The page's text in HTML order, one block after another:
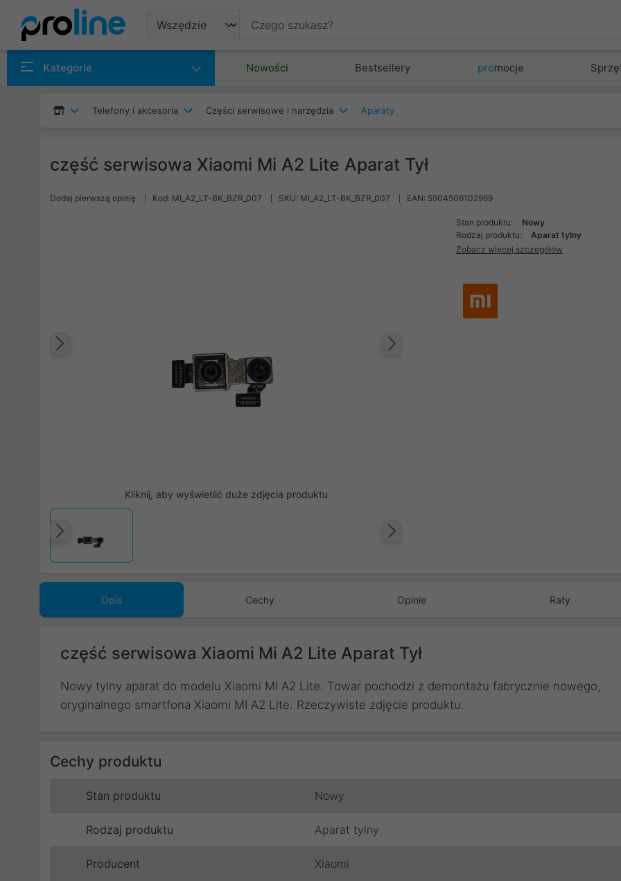
Kategorie Nowości Bestsellery promocje
Telefony i akcesoria Części serwisowe i narzędzia Aparaty
część serwisowa Xiaomi Mi A2 Lite Aparat Tył
Dodaj pierwszą opinię Kod: MI_A2_LT-BK_BZR_007 SKU: MI_A2_LT-BK_BZR_007 EAN: 5904506102969
Kliknij, aby wyświetlić duże zdjęcia produktu
Poprzedni
Stan produktu:
Nowy
Rodzaj produktu:
Aparat tylny
Zobacz więcej szczegółów
Opis Cechy Opinie Raty
część serwisowa Xiaomi Mi A2 Lite Aparat Tył
Nowy tylny aparat do modelu Xiaomi MI A2 Lite. Towar pochodzi z demontażu fabrycznie nowego,
oryginalnego smartfona Xiaomi MI A2 Lite. Rzeczywiste zdjęcie produktu.
Cechy produktu
Stan produktu Nowy
Rodzaj produktu Aparat tylny
Producent Xiaomi